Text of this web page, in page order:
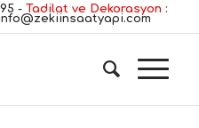
- Tadilat ve Dekorasyon :